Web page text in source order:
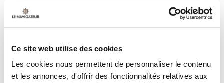
Ce site web utilise des cookies
Les cookies nous permettent de personnaliser le contenu
et les annonces, d'offrir des fonctionnalités relatives aux
Un accès quotidien pour le Canyon des Portes de
l’Enfer
Saison 2026 : Ouverture du 16 mai jusqu'au 30 octobre
2026.